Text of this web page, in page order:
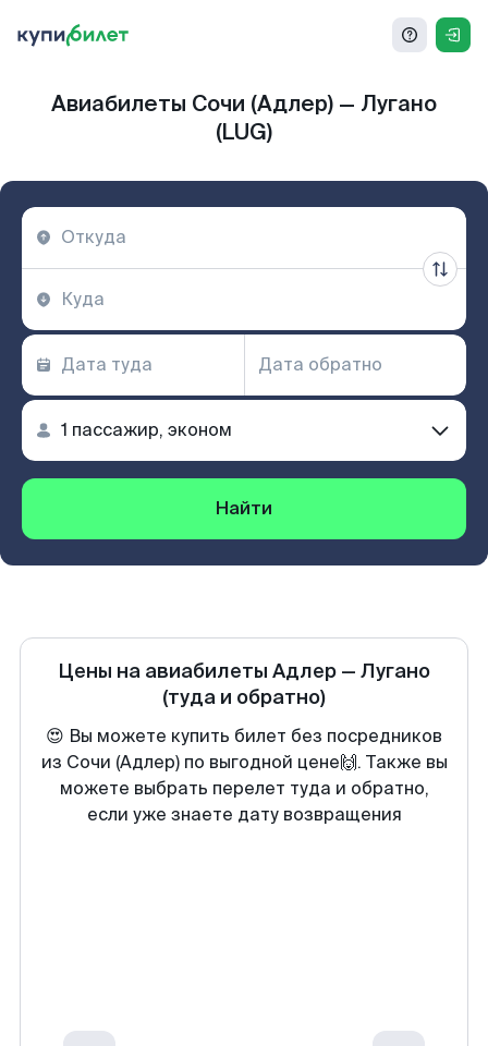
Авиабилеты Сочи (Адлер) — Лугано
(LUG)
Найти
Цены на авиабилеты Адлер — Лугано
(туда и обратно)
😍 Вы можете купить билет без посредников
из Сочи (Адлер) по выгодной цене🙌. Также вы
можете выбрать перелет туда и обратно,
если уже знаете дату возвращения